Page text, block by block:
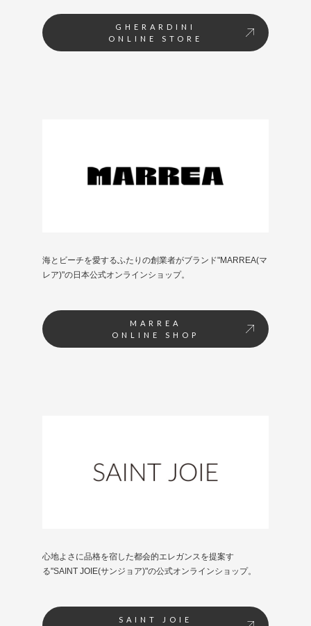
GHERARDINI
ONLINE STORE
海とビーチを愛するふたりの創業者がブランド"MARREA(マ
レア)"の日本公式オンラインショップ。
MARREA
ONLINE SHOP
心地よさに品格を宿した都会的エレガンスを提案す
る"SAINT JOIE(サンジョア)"の公式オンラインショップ。
SAINT JOIE